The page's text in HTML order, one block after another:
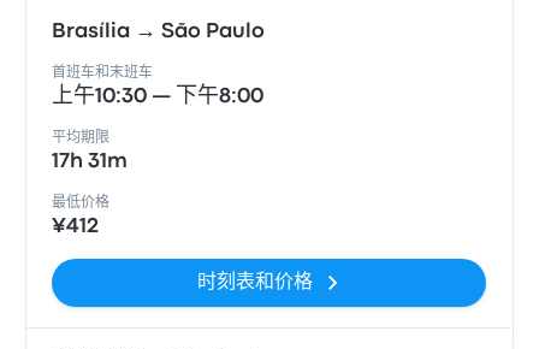
Brasília → São Paulo
首班车和末班车
上午10:30 — 下午8:00
平均期限
17h 31m
最低价格
¥412
时刻表和价格